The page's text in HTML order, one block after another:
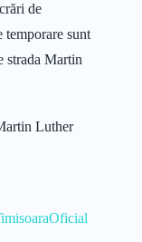
de
temporare sunt
strada Martin
Luther